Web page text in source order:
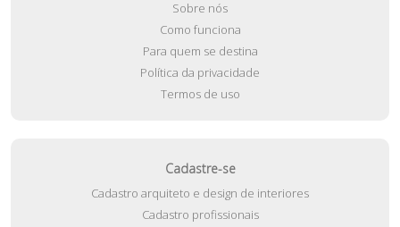
Sobre nós
Como funciona
Para quem se destina
Política da privacidade
Termos de uso
Cadastre-se
Cadastro arquiteto e design de interiores
Cadastro profissionais